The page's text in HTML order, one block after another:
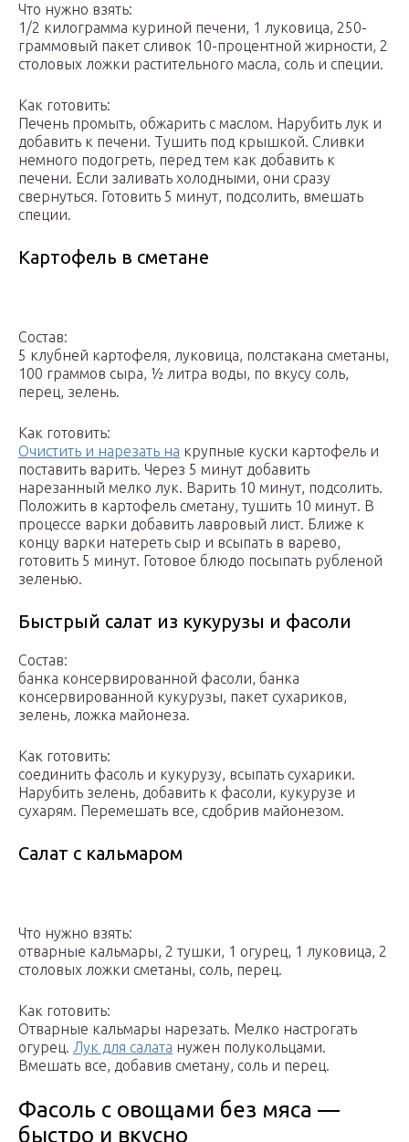
Что нужно взять:
1/2 килограмма куриной печени, 1 луковица, 250-
граммовый пакет сливок 10-процентной жирности, 2
столовых ложки растительного масла, соль и специи.
Как готовить:
Печень промыть, обжарить с маслом. Нарубить лук и
добавить к печени. Тушить под крышкой. Сливки
немного подогреть, перед тем как добавить к
печени. Если заливать холодными, они сразу
свернуться. Готовить 5 минут, подсолить, вмешать
специи.
Картофель в сметане
Состав:
5 клубней картофеля, луковица, полстакана сметаны,
100 граммов сыра, ½ литра воды, по вкусу соль,
перец, зелень.
Как готовить:
Очистить и нарезать на крупные куски картофель и
поставить варить. Через 5 минут добавить
нарезанный мелко лук. Варить 10 минут, подсолить.
Положить в картофель сметану, тушить 10 минут. В
процессе варки добавить лавровый лист. Ближе к
концу варки натереть сыр и всыпать в варево,
готовить 5 минут. Готовое блюдо посыпать рубленой
зеленью.
Быстрый салат из кукурузы и фасоли
Состав:
банка консервированной фасоли, банка
консервированной кукурузы, пакет сухариков,
зелень, ложка майонеза.
Как готовить:
соединить фасоль и кукурузу, всыпать сухарики.
Нарубить зелень, добавить к фасоли, кукурузе и
сухарям. Перемешать все, сдобрив майонезом.
Салат с кальмаром
Что нужно взять:
отварные кальмары, 2 тушки, 1 огурец, 1 луковица, 2
столовых ложки сметаны, соль, перец.
Как готовить:
Отварные кальмары нарезать. Мелко настрогать
огурец. Лук для салата нужен полукольцами.
Вмешать все, добавив сметану, соль и перец.
Фасоль с овощами без мяса —
быстро и вкусно